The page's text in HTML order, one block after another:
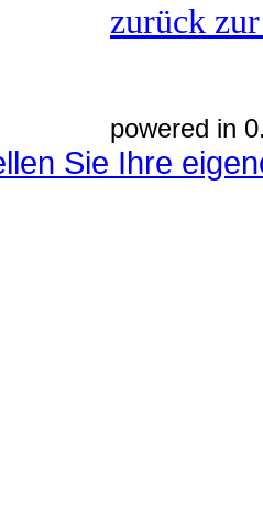
zurück
powered in
Sie Ihre